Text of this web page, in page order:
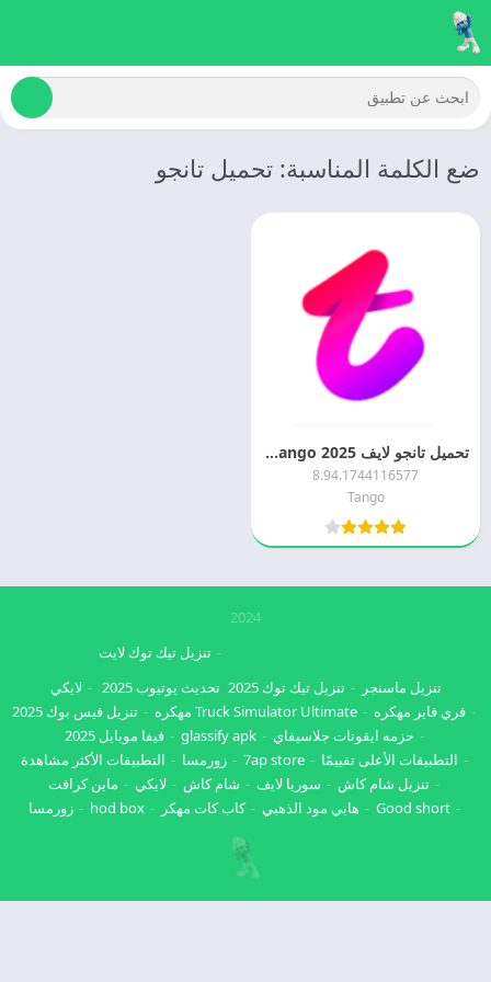
ضع الكلمة المناسبة: تحميل تانجو
تحميل تانجو لايف 2025 Tango مهكر اخر اصدار مجانا
8.94.1744116577
Tango
2024
تنزيل ماسنجر تنزيل تيك توك 2025
تنزيل تيك توك لايت
تحديث يوتيوب 2025
لايكي
فري فاير مهكره
Truck Simulator Ultimate مهكره
تنزيل فيس بوك 2025
حزمه ايقونات جلاسيفاي
glassify apk
فيفا موبايل 2025
التطبيقات الأعلى تقييمًا
7ap store زورمسا
التطبيقات الأكثر مشاهدة
تنزيل شام كاش
سوريا لايف شام كاش لايكي
ماين كرافت
Good short
هابي مود الذهبي كاب كات مهكر hod box زورمسا